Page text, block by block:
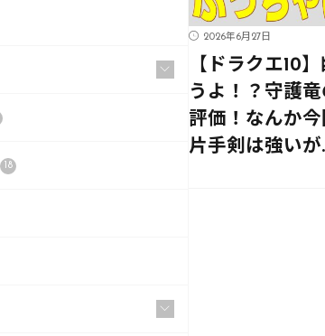
18
2026年6月27日
【ドラクエ10
うよ！？守護
評価！なんか
片手剣は強いが